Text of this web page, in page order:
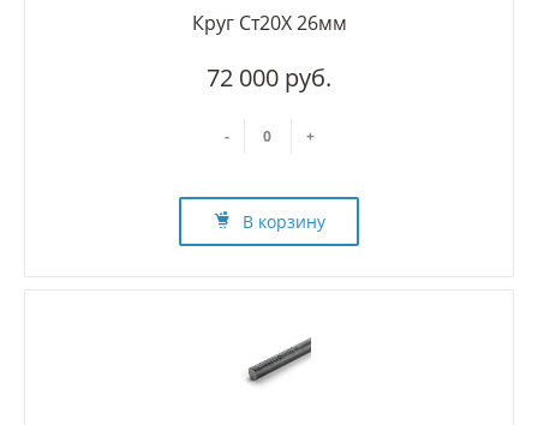
Круг Ст20Х 26мм
72 000 руб.
- +
В корзину